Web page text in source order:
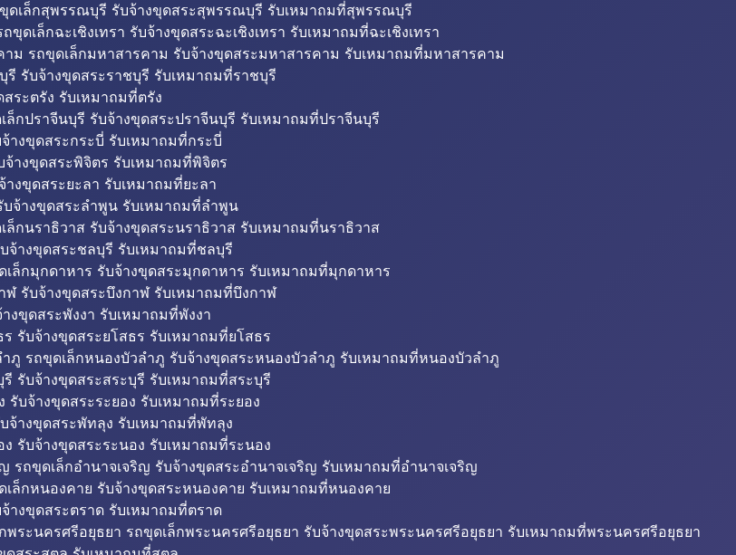
เล็กสุพรรณบุรี รับจ้างขุดสระสุพรรณบุรี รับเหมาถมที่สุพรรณบุรี
ดเล็กฉะเชิงเทรา รับจ้างขุดสระฉะเชิงเทรา รับเหมาถมที่ฉะเชิงเทรา
ม รถขุดเล็กมหาสารคาม รับจ้างขุดสระมหาสารคาม รับเหมาถมที่มหาสารคาม
รับจ้างขุดสระราชบุรี รับเหมาถมที่ราชบุรี
ระตรัง รับเหมาถมที่ตรัง
กปราจีนบุรี รับจ้างขุดสระปราจีนบุรี รับเหมาถมที่ปราจีนบุรี
างขุดสระกระบี่ รับเหมาถมที่กระบี่
างขุดสระพิจิตร รับเหมาถมที่พิจิตร
งขุดสระยะลา รับเหมาถมที่ยะลา
จ้างขุดสระลำพูน รับเหมาถมที่ลำพูน
กนราธิวาส รับจ้างขุดสระนราธิวาส รับเหมาถมที่นราธิวาส
จ้างขุดสระชลบุรี รับเหมาถมที่ชลบุรี
ล็กมุกดาหาร รับจ้างขุดสระมุกดาหาร รับเหมาถมที่มุกดาหาร
ฬ รับจ้างขุดสระบึงกาฬ รับเหมาถมที่บึงกาฬ
งขุดสระพังงา รับเหมาถมที่พังงา
รับจ้างขุดสระยโสธร รับเหมาถมที่ยโสธร
รถขุดเล็กหนองบัวลำภู รับจ้างขุดสระหนองบัวลำภู รับเหมาถมที่หนองบัวลำภู
รับจ้างขุดสระสระบุรี รับเหมาถมที่สระบุรี
รับจ้างขุดสระระยอง รับเหมาถมที่ระยอง
จ้างขุดสระพัทลุง รับเหมาถมที่พัทลุง
รับจ้างขุดสระระนอง รับเหมาถมที่ระนอง
รถขุดเล็กอำนาจเจริญ รับจ้างขุดสระอำนาจเจริญ รับเหมาถมที่อำนาจเจริญ
ล็กหนองคาย รับจ้างขุดสระหนองคาย รับเหมาถมที่หนองคาย
างขุดสระตราด รับเหมาถมที่ตราด
ระนครศรีอยุธยา รถขุดเล็กพระนครศรีอยุธยา รับจ้างขุดสระพระนครศรีอยุธยา รับเหมาถมที่พระนครศรีอยุธยา